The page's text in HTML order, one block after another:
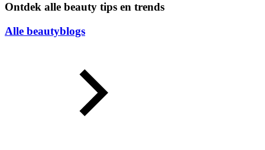
Ontdek alle beauty tips en trends
Alle beautyblogs